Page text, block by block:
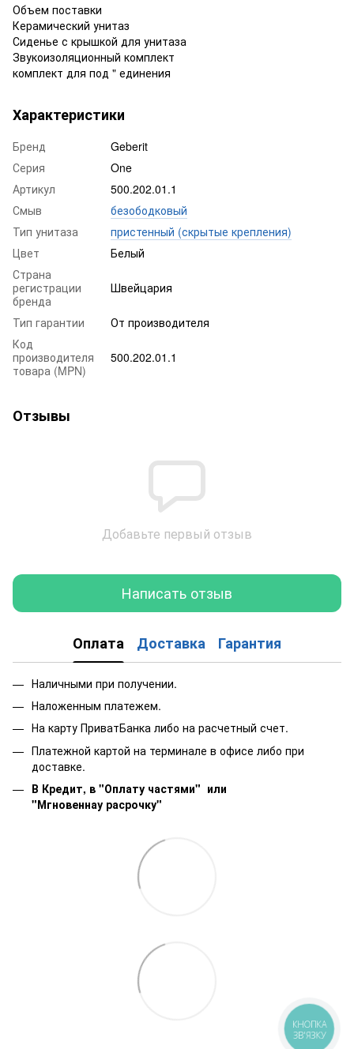
Объем поставки
Керамический унитаз
Сиденье с крышкой для унитаза
Звукоизоляционный комплект
комплект для под " единения
Характеристики
Бренд
Geberit
Серия
One
Артикул
500.202.01.1
Смыв
безободковый
Тип унитаза
пристенный (скрытые крепления)
Цвет
Белый
Страна
регистрации
бренда
Швейцария
Тип гарантии
От производителя
Код
производителя
товара (MPN)
500.202.01.1
Отзывы
Добавьте первый отзыв
Написать отзыв
Оплата Доставка Гарантия
Наличными при получении.
Наложенным платежем.
На карту ПриватБанка либо на расчетный счет.
Платежной картой на терминале в офисе либо при
доставке.
В Кредит, в "Оплату частями" или
"Мгновеннау расрочку"
КНОПКА
ЗВ'ЯЗКУ